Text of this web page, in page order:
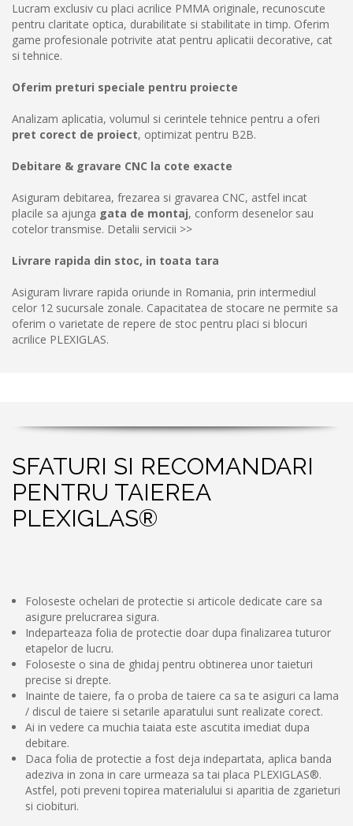
Lucram exclusiv cu placi acrilice PMMA originale, recunoscute
pentru claritate optica, durabilitate si stabilitate in timp. Oferim
game profesionale potrivite atat pentru aplicatii decorative, cat
si tehnice.
Oferim preturi speciale pentru proiecte
Analizam aplicatia, volumul si cerintele tehnice pentru a oferi
pret corect de proiect, optimizat pentru B2B.
Debitare & gravare CNC la cote exacte
Asiguram debitarea, frezarea si gravarea CNC, astfel incat
placile sa ajunga gata de montaj, conform desenelor sau
cotelor transmise. Detalii servicii >>
Livrare rapida din stoc, in toata tara
Asiguram livrare rapida oriunde in Romania, prin intermediul
celor 12 sucursale zonale. Capacitatea de stocare ne permite sa
oferim o varietate de repere de stoc pentru placi si blocuri
acrilice PLEXIGLAS.
SFATURI SI RECOMANDARI
PENTRU TAIEREA
PLEXIGLAS®
Foloseste ochelari de protectie si articole dedicate care sa
asigure prelucrarea sigura.
Indeparteaza folia de protectie doar dupa finalizarea tuturor
etapelor de lucru.
Foloseste o sina de ghidaj pentru obtinerea unor taieturi
precise si drepte.
Inainte de taiere, fa o proba de taiere ca sa te asiguri ca lama
/ discul de taiere si setarile aparatului sunt realizate corect.
Ai in vedere ca muchia taiata este ascutita imediat dupa
debitare.
Daca folia de protectie a fost deja indepartata, aplica banda
adeziva in zona in care urmeaza sa tai placa PLEXIGLAS®.
Astfel, poti preveni topirea materialului si aparitia de zgarieturi
si ciobituri.